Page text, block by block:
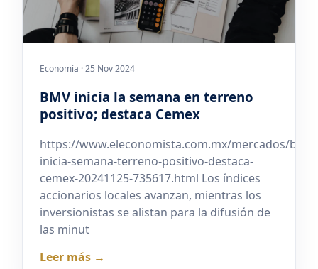
Economía · 25 Nov 2024
BMV inicia la semana en terreno
positivo; destaca Cemex
https://www.eleconomista.com.mx/mercados/bmv-
inicia-semana-terreno-positivo-destaca-
cemex-20241125-735617.html Los índices
accionarios locales avanzan, mientras los
inversionistas se alistan para la difusión de
las minut
Leer más →